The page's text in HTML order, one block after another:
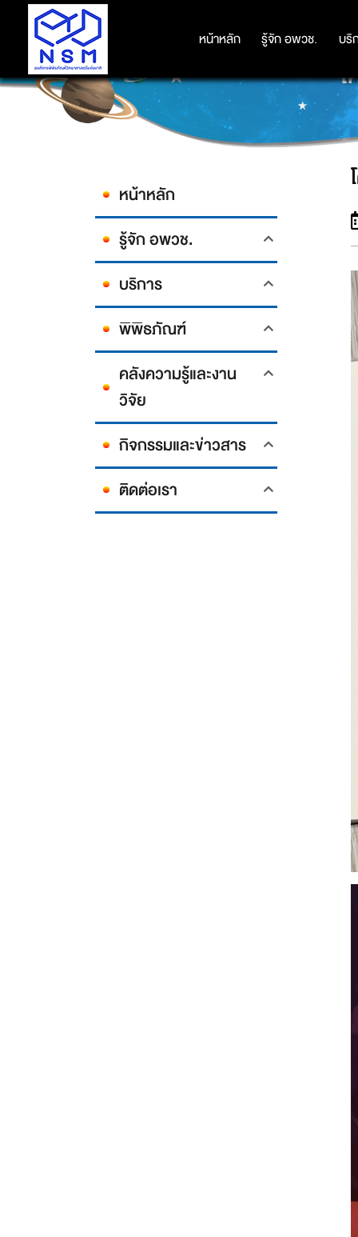
หน้าหลัก รู้จัก อพวช. บริ
หน้าหลัก รู้จัก อพวช. บริ
หน้าหลัก
รู้จัก อพวช.
บริการ
พิพิธภัณฑ์
คลังความรู้และงาน
วิจัย
กิจกรรมและข่าวสาร
ติดต่อเรา